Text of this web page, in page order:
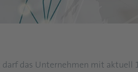
darf das Unternehmen mit